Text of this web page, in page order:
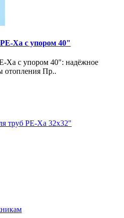
Xa с упором 40"
Xa с упором 40": надёжное
отопления Пр..
труб PE-Xa 32x32"